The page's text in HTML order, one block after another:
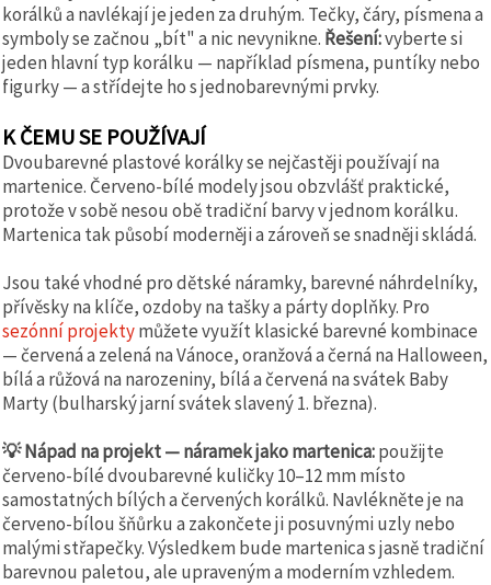
korálků a navlékají je jeden za druhým. Tečky, čáry, písmena a
symboly se začnou „bít" a nic nevynikne. Řešení:vyberte si
jeden hlavní typ korálku — například písmena, puntíky nebo
figurky — a střídejte ho s jednobarevnými prvky.
K ČEMU SE POUŽÍVAJÍ
Dvoubarevné plastové korálky se nejčastěji používají na
martenice. Červeno-bílé modely jsou obzvlášť praktické,
protože v sobě nesou obě tradiční barvy v jednom korálku.
Martenica tak působí moderněji a zároveň se snadněji skládá.
Jsou také vhodné pro dětské náramky, barevné náhrdelníky,
přívěsky na klíče, ozdoby na tašky a párty doplňky. Pro
sezónní projektymůžete využít klasické barevné kombinace
— červená a zelená na Vánoce, oranžová a černá na Halloween,
bílá a růžová na narozeniny, bílá a červená na svátek Baby
Marty (bulharský jarní svátek slavený 1. března).
💡 Nápad na projekt — náramek jako martenica:použijte
červeno-bílé dvoubarevné kuličky 10–12 mm místo
samostatných bílých a červených korálků. Navlékněte je na
červeno-bílou šňůrku a zakončete ji posuvnými uzly nebo
malými střapečky. Výsledkem bude martenica s jasně tradiční
barevnou paletou, ale upraveným a moderním vzhledem.